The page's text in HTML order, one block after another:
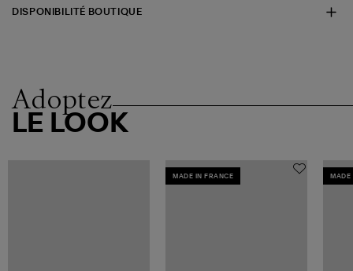
DISPONIBILITÉ BOUTIQUE
Adoptez
LE LOOK
MADE IN FRANCE MADE